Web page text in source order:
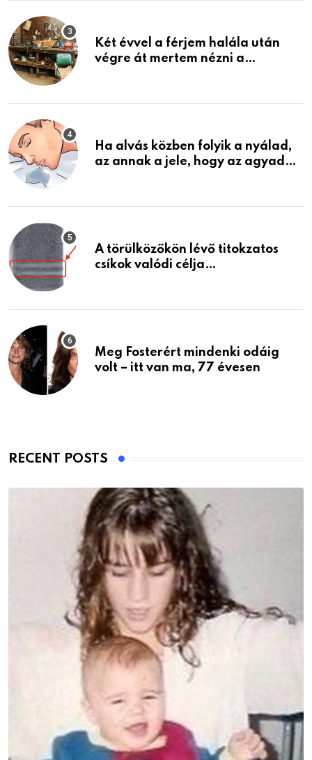
Két évvel a férjem halála után
végre át mertem nézni a
életemet
Ha alvás közben folyik a nyálad,
az annak a jele, hogy az agyad…
A törülközőkön lévő titokzatos
csíkok valódi célja…
Meg Fosterért mindenki odáig
volt – itt van ma, 77 évesen
RECENT POSTS